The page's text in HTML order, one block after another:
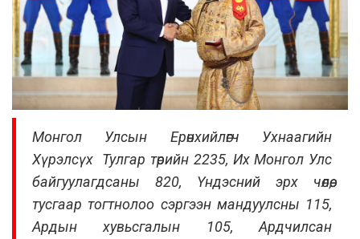
Монгол Улсын Ерөнхийлөгч Ухнаагийн
Хүрэлсүх Тулгар төрийн 2235, Их Монгол Улс
байгуулагдсаны 820, Үндэсний эрх чөлөө,
тусгаар тогтнолоо сэргээн мандуулсны 115,
Ардын хувьсгалын 105, Ардчилсан